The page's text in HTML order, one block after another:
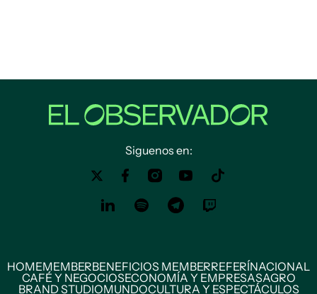
Siguenos en:
HOMEMEMBERBENEFICIOS MEMBERREFERÍNACIONAL
CAFÉ Y NEGOCIOSECONOMÍA Y EMPRESASAGRO
BRAND STUDIOMUNDOCULTURA Y ESPECTÁCULOS